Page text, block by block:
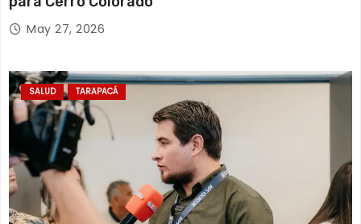
May 27, 2026
SALUD TARAPACÁ